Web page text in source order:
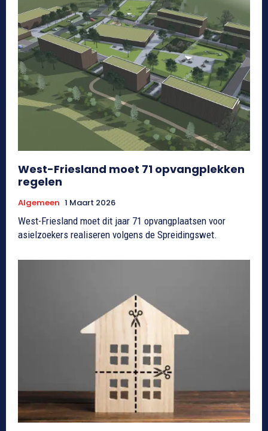
West-Friesland moet 71 opvangplekken
regelen
Algemeen 1 Maart 2026
West-Friesland moet dit jaar 71 opvangplaatsen voor
asielzoekers realiseren volgens de Spreidingswet.